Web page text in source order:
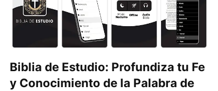
Biblia de Estudio: Profundiza tu Fe
y Conocimiento de la Palabra de